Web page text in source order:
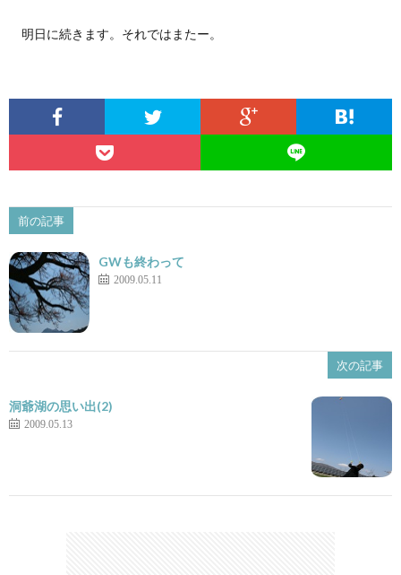
明日に続きます。それではまたー。
前の記事
GWも終わって
2009.05.11
次の記事
洞爺湖の思い出(2)
2009.05.13